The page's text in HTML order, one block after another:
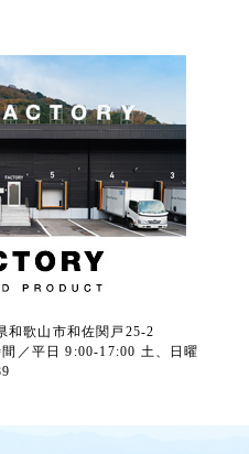
和歌山市和佐関戸25-2
／平日 9:00-17:00 土、日曜